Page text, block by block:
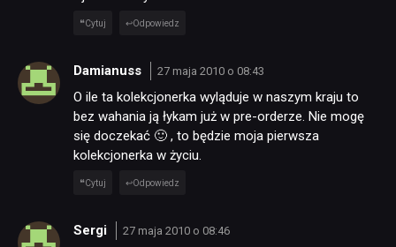
Cytuj Odpowiedz
Damianuss 27 maja 2010 o 08:43
O ile ta kolekcjonerka wyląduje w naszym kraju to
bez wahania ją łykam już w pre-orderze. Nie mogę
się doczekać 🙂 , to będzie moja pierwsza
kolekcjonerka w życiu.
Cytuj Odpowiedz
Sergi 27 maja 2010 o 08:46